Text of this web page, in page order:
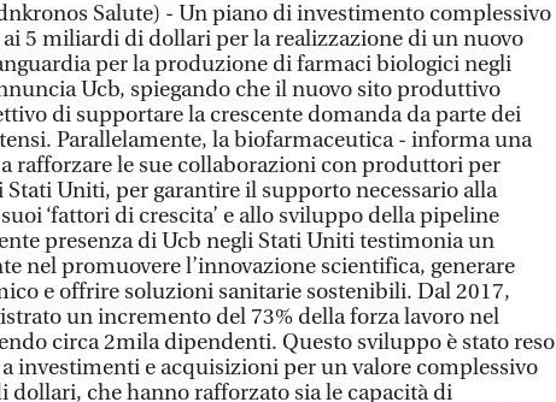
Salute) - Un piano di investimento complessivo
5 miliardi di dollari per la realizzazione di un nuovo
per la produzione di farmaci biologici negli
Ucb, spiegando che il nuovo sito produttivo
di supportare la crescente domanda da parte dei
Parallelamente, la biofarmaceutica - informa una
rafforzare le sue collaborazioni con produttori per
Stati Uniti, per garantire il supporto necessario alla
‘fattori di crescita’ e allo sviluppo della pipeline
presenza di Ucb negli Stati Uniti testimonia un
nel promuovere l’innovazione scientifica, generare
e offrire soluzioni sanitarie sostenibili. Dal 2017,
un incremento del 73% della forza lavoro nel
circa 2mila dipendenti. Questo sviluppo è stato reso
investimenti e acquisizioni per un valore complessivo
dollari, che hanno rafforzato sia le capacità di